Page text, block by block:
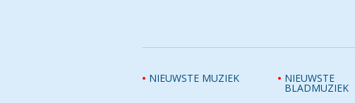
NIEUWSTE MUZIEK NIEUWSTE
BLADMUZIEK